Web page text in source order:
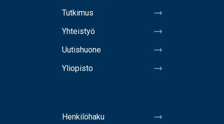
Tutkimus
Yhteistyö
Uutishuone
Yliopisto
Henkilöhaku